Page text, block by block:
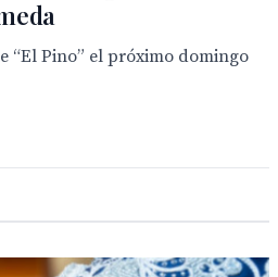
“El Pino” el próximo domingo